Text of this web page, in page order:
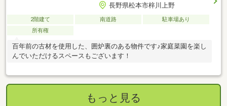
長野県松本市梓川上野
2階建て 南道路
駐車場あり
所有権
百年前の古材を使用した、囲炉裏のある物件です♪家庭菜園を楽し
んでいただけるスペースもございます！
もっと見る